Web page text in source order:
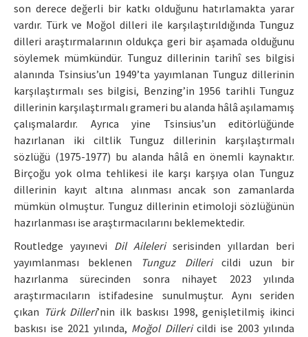
son derece değerli bir katkı olduğunu hatırlamakta yarar
vardır. Türk ve Moğol dilleri ile karşılaştırıldığında Tunguz
dilleri araştırmalarının oldukça geri bir aşamada olduğunu
söylemek mümkündür. Tunguz dillerinin tarihî ses bilgisi
alanında Tsinsius’un 1949’ta yayımlanan Tunguz dillerinin
karşılaştırmalı ses bilgisi, Benzing’in 1956 tarihli Tunguz
dillerinin karşılaştırmalı grameri bu alanda hâlâ aşılamamış
çalışmalardır. Ayrıca yine Tsinsius’un editörlüğünde
hazırlanan iki ciltlik Tunguz dillerinin karşılaştırmalı
sözlüğü (1975-1977) bu alanda hâlâ en önemli kaynaktır.
Birçoğu yok olma tehlikesi ile karşı karşıya olan Tunguz
dillerinin kayıt altına alınması ancak son zamanlarda
mümkün olmuştur. Tunguz dillerinin etimoloji sözlüğünün
hazırlanması ise araştırmacılarını beklemektedir.
Routledge yayınevi Dil Aileleriserisinden yıllardan beri
yayımlanması beklenen
Tunguz Dillericildi uzun bir
hazırlanma sürecinden sonra nihayet 2023 yılında
araştırmacıların istifadesine sunulmuştur. Aynı seriden
çıkan Türk Dilleri’nin ilk baskısı 1998, genişletilmiş ikinci
baskısı ise 2021 yılında, Moğol Dillericildi ise 2003 yılında